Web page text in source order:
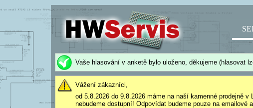
Vaše hlasování v anketě bylo uloženo, děkujeme (hlasovat
Vážení zákazníci,
od 5.8.2026 do 9.8.2026 máme na naší kamenné prodejně
nebudeme dostupní! Odpovídat budeme pouze na